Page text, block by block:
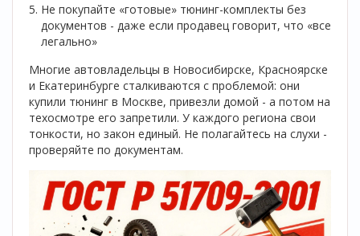
Не покупайте «готовые» тюнинг-комплекты без
документов - даже если продавец говорит, что «все
легально»
Многие автовладельцы в Новосибирске, Красноярске
и Екатеринбурге сталкиваются с проблемой: они
купили тюнинг в Москве, привезли домой - а потом на
техосмотре его запретили. У каждого региона свои
тонкости, но закон единый. Не полагайтесь на слухи -
проверяйте по документам.